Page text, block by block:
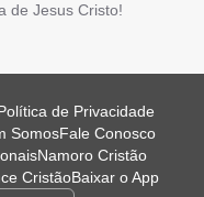
de Jesus Cristo!
de Privacidade
SomosFale Conosco
Namoro Cristão
CristãoBaixar o App